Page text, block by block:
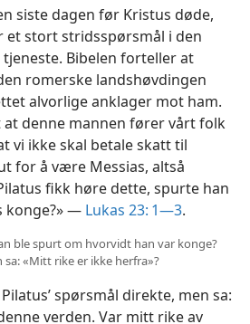
siste dagen før Kristus døde,
et stort stridsspørsmål i den
Bibelen forteller at
romerske landshøvdingen
alvorlige anklager mot ham.
at denne mannen fører vårt folk
vi ikke skal betale skatt til
for å være Messias, altså
fikk høre dette, spurte han
konge?» — Lukas 23: 1—3.
ble spurt om hvorvidt han var konge?
sa: «Mitt rike er ikke herfra»?
spørsmål direkte, men sa:
verden. Var mitt rike av